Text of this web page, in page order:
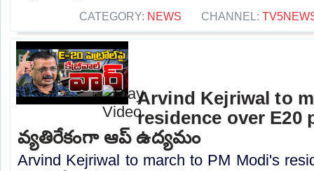
CATEGORY: NEWS CHANNEL:
Arvind Kejriwal to
residence over E20
వ్యతిరేకంగా ఆప్ ఉద్యమం
Arvind Kejriwal to march to PM Modi's